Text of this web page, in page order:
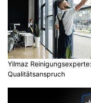
Yilmaz
Qualitätsanspruch